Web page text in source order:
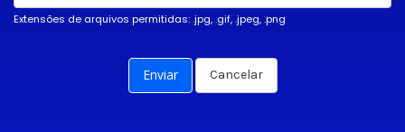
Extensões de arquivos permitidas: .jpg, .gif, .jpeg, .png
Cancelar